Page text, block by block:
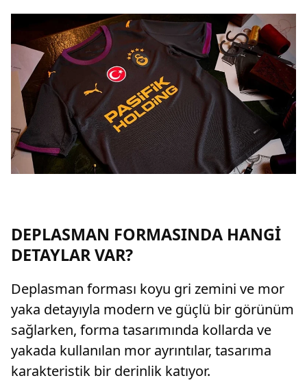
DEPLASMAN FORMASINDA HANGİ
DETAYLAR VAR?
Deplasman forması koyu gri zemini ve mor
yaka detayıyla modern ve güçlü bir görünüm
sağlarken, forma tasarımında kollarda ve
yakada kullanılan mor ayrıntılar, tasarıma
karakteristik bir derinlik katıyor.